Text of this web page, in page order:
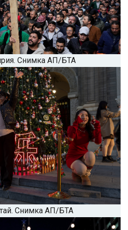
Снимка АП/БТА
Снимка АП/БТА